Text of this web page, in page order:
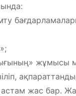
жұмысы
жас бар.